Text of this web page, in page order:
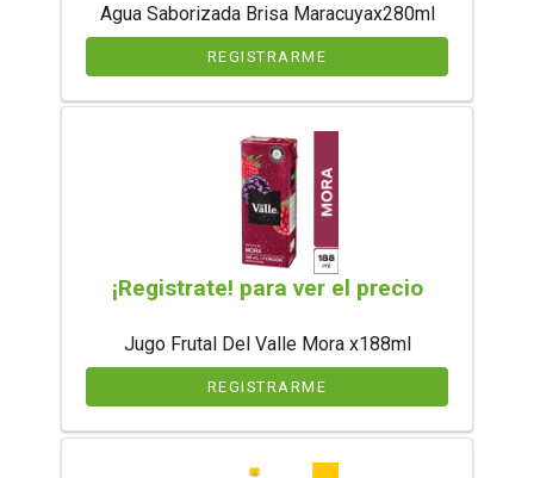
Agua Saborizada Brisa Maracuyax280ml
REGISTRARME
¡Registrate! para ver el precio
Jugo Frutal Del Valle Mora x188ml
REGISTRARME